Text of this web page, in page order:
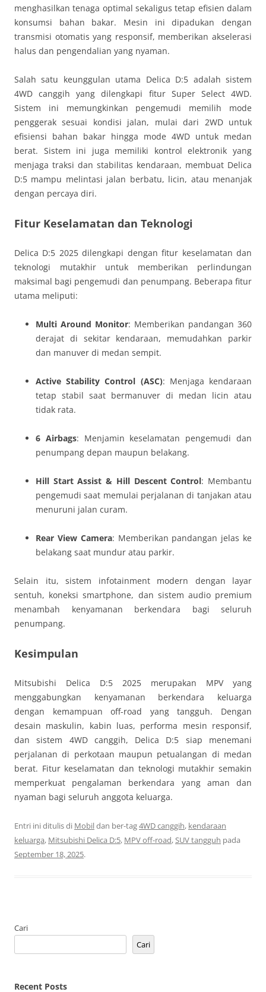
menghasilkan tenaga optimal sekaligus tetap efisien dalam
konsumsi bahan bakar. Mesin ini dipadukan dengan
transmisi otomatis yang responsif, memberikan akselerasi
halus dan pengendalian yang nyaman.
Salah satu keunggulan utama Delica D:5 adalah sistem
4WD canggih yang dilengkapi fitur Super Select 4WD.
Sistem ini memungkinkan pengemudi memilih mode
penggerak sesuai kondisi jalan, mulai dari 2WD untuk
efisiensi bahan bakar hingga mode 4WD untuk medan
berat. Sistem ini juga memiliki kontrol elektronik yang
menjaga traksi dan stabilitas kendaraan, membuat Delica
D:5 mampu melintasi jalan berbatu, licin, atau menanjak
dengan percaya diri.
Fitur Keselamatan dan Teknologi
Delica D:5 2025 dilengkapi dengan fitur keselamatan dan
teknologi mutakhir untuk memberikan perlindungan
maksimal bagi pengemudi dan penumpang. Beberapa fitur
utama meliputi:
Multi Around Monitor: Memberikan pandangan 360
derajat di sekitar kendaraan, memudahkan parkir
dan manuver di medan sempit.
Active Stability Control (ASC): Menjaga kendaraan
tetap stabil saat bermanuver di medan licin atau
tidak rata.
6 Airbags: Menjamin keselamatan pengemudi dan
penumpang depan maupun belakang.
Hill Start Assist & Hill Descent Control: Membantu
pengemudi saat memulai perjalanan di tanjakan atau
menuruni jalan curam.
Rear View Camera: Memberikan pandangan jelas ke
belakang saat mundur atau parkir.
Selain itu, sistem infotainment modern dengan layar
sentuh, koneksi smartphone, dan sistem audio premium
menambah kenyamanan berkendara bagi seluruh
penumpang.
Kesimpulan
Mitsubishi Delica D:5 2025 merupakan MPV yang
menggabungkan kenyamanan berkendara keluarga
dengan kemampuan off-road yang tangguh. Dengan
desain maskulin, kabin luas, performa mesin responsif,
dan sistem 4WD canggih, Delica D:5 siap menemani
perjalanan di perkotaan maupun petualangan di medan
berat. Fitur keselamatan dan teknologi mutakhir semakin
memperkuat pengalaman berkendara yang aman dan
nyaman bagi seluruh anggota keluarga.
Entri ini ditulis di Mobildan ber-tag4WD canggih, kendaraan
keluarga, Mitsubishi Delica D:5, MPV off-road,SUV tangguh pada
September 18, 2025.
Cari
Cari
Recent Posts